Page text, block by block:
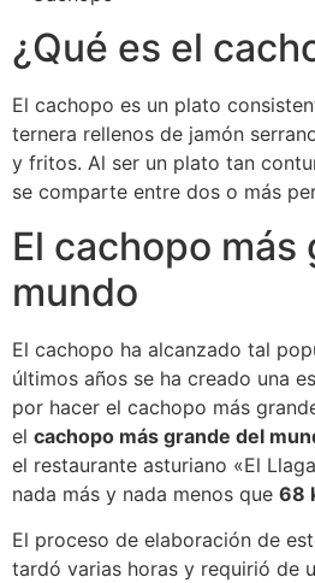
¿Qué es el
El cachopo es un plato
ternera rellenos de jamón
y fritos. Al ser un plato tan
se comparte entre dos o más
El cachopo más
mundo
El cachopo ha alcanzado tal
últimos años se ha creado una
por hacer el cachopo más
el cachopo más grande del
el restaurante asturiano «El
nada más y nada menos que 68
El proceso de elaboración de
tardó varias horas y requirió de